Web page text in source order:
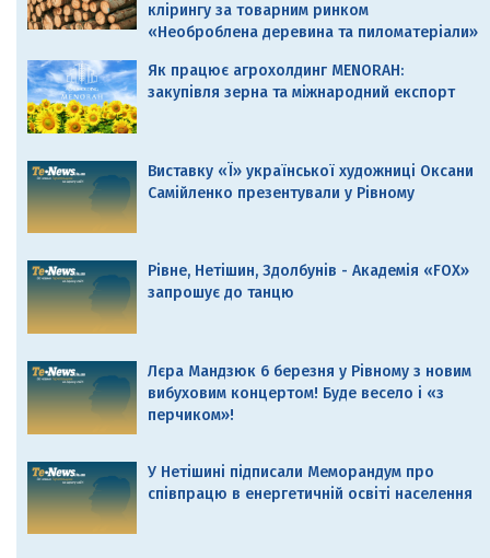
клірингу за товарним ринком
«Необроблена деревина та пиломатеріали»
Як працює агрохолдинг MENORAH:
закупівля зерна та міжнародний експорт
Виставку «Ї» української художниці Оксани
Самійленко презентували у Рівному
Рівне, Нетішин, Здолбунів - Академія «FOX»
запрошує до танцю
Лєра Мандзюк 6 березня у Рівному з новим
вибуховим концертом! Буде весело і «з
перчиком»!
У Нетішині підписали Меморандум про
співпрацю в енергетичній освіті населення